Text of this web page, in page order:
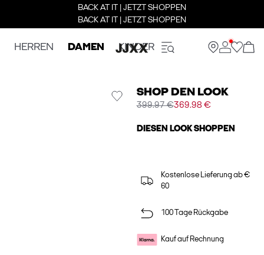
BACK AT IT | JETZT SHOPPEN
BACK AT IT | JETZT SHOPPEN
HERREN DAMEN KINDER
SHOP DEN LOOK
399.97 €369.98 €
DIESEN LOOK SHOPPEN
Kostenlose Lieferung ab €
60
100 Tage Rückgabe
Kauf auf Rechnung